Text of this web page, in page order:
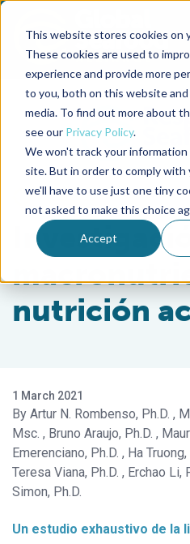
This website stores cookies on
These cookies are used to
experience and provide more
to you, both on this website
media. To find out more about
see our Privacy Policy.
We won't track your
site. But in order to comply with
we'll have to use just one tiny
not asked to make this choice
Accept
Back to the start of the nav
Jump to the end of the navigation
Aquafeeds
nutrición
1 March 2021
Artur N. Rombenso, Ph.D.
Msc.
Bruno Araujo, Ph.D.
Emerenciano, Ph.D.
Ha Truong,
Teresa Viana, Ph.D.
Erchao Li,
Simon, Ph.D.
Un estudio exhaustivo de la